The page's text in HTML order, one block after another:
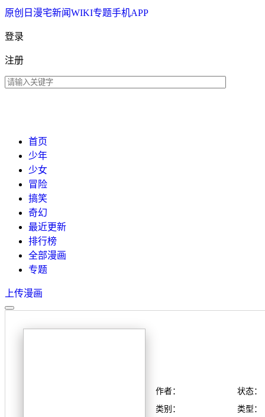
原创 日漫宅新闻WIKI专题手机APP
登录
注册
首页
少年
少女
冒险
搞笑
奇幻
最近更新
排行榜
全部漫画
专题
上传漫画
作者：
状态：
类别：
类型：